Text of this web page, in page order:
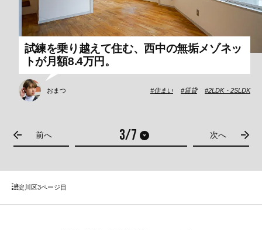
試練を乗り越えて住む、西中の無垢メゾネッ
トが月額8.4万円。
おまつ 住まい 賃貸 2LDK・2SLDK
前へ 次へ
淀川区3ページ目